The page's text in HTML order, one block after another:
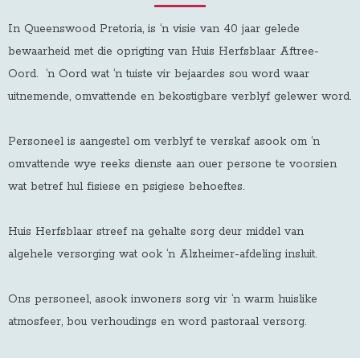
In Queenswood Pretoria, is ‘n visie van 40 jaar gelede
bewaarheid met die oprigting van Huis Herfsblaar Aftree-
Oord. ‘n Oord wat ‘n tuiste vir bejaardes sou word waar
uitnemende, omvattende en bekostigbare verblyf gelewer word.
Personeel is aangestel om verblyf te verskaf asook om ‘n
omvattende wye reeks dienste aan ouer persone te voorsien
wat betref hul fisiese en psigiese behoeftes.
Huis Herfsblaar streef na gehalte sorg deur middel van
algehele versorging wat ook ‘n Alzheimer-afdeling insluit.
Ons personeel, asook inwoners sorg vir ‘n warm huislike
atmosfeer, bou verhoudings en word pastoraal versorg.